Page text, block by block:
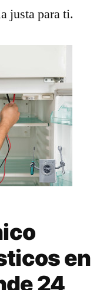
justa para ti.
en
24